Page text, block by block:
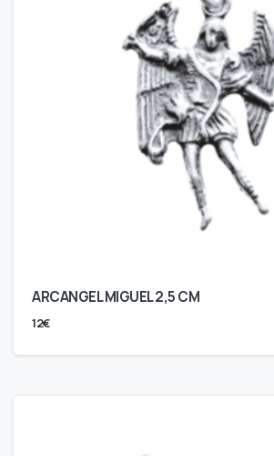
ARCANGEL MIGUEL 2,5 CM
12€